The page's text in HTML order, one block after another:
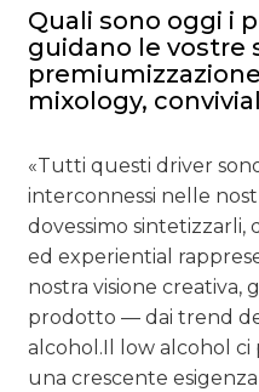
Quali sono oggi i
guidano le vostre
mixology,
«Tutti questi driver
interconnessi nelle
dovessimo sintetizzarli,
ed experiential
nostra visione
prodotto — dai trend
alcohol.Il low alcohol
una crescente